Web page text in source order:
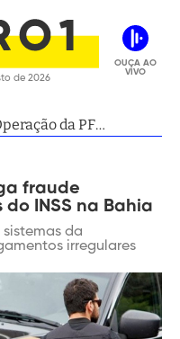
de 2026
OUÇA AO
VIVO
da PF
do INSS na
fraude
INSS na Bahia
da
irregulares